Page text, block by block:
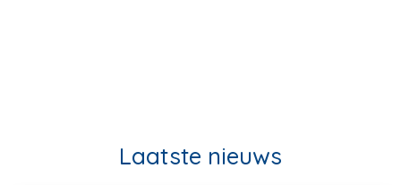
Laatste nieuws